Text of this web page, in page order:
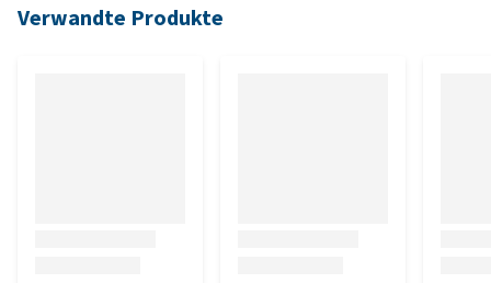
Verwandte Produkte